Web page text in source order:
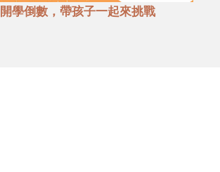
開學倒數，帶孩子一起來挑戰